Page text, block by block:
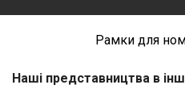
Рамки для
Наші представництва в